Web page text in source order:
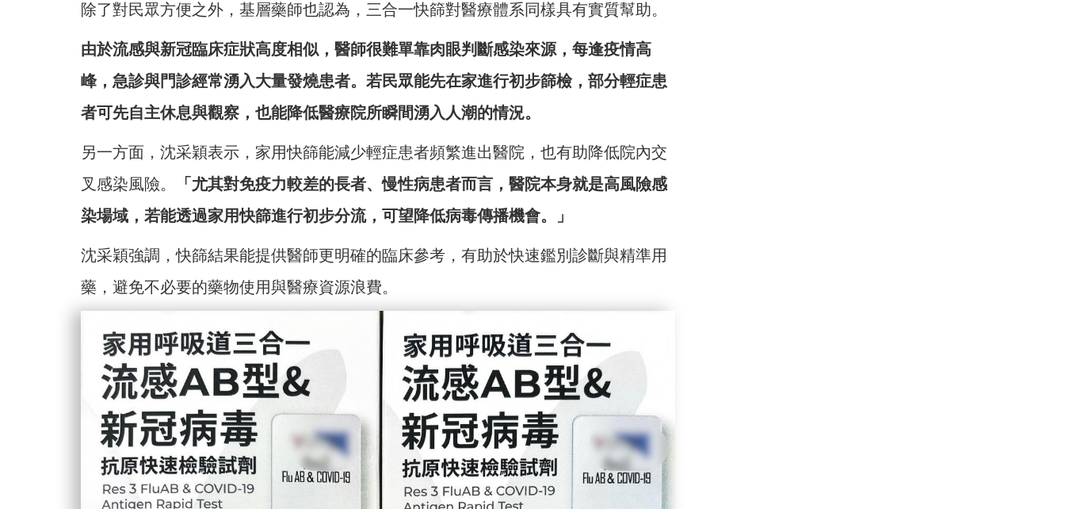
除了對民眾方便之外，基層藥師也認為，三合一快篩對醫療體系同樣具有實質幫助。
由於流感與新冠臨床症狀高度相似，醫師很難單靠肉眼判斷感染來源，每逢疫情高
峰，急診與門診經常湧入大量發燒患者。若民眾能先在家進行初步篩檢，部分輕症患
者可先自主休息與觀察，也能降低醫療院所瞬間湧入人潮的情況。
另一方面，沈采穎表示，家用快篩能減少輕症患者頻繁進出醫院，也有助降低院內交
叉感染風險。
「尤其對免疫力較差的長者、慢性病患者而言，醫院本身就是高風險感
染場域，若能透過家用快篩進行初步分流，可望降低病毒傳播機會。」
沈采穎強調，快篩結果能提供醫師更明確的臨床參考，有助於快速鑑別診斷與精準用
藥，避免不必要的藥物使用與醫療資源浪費。